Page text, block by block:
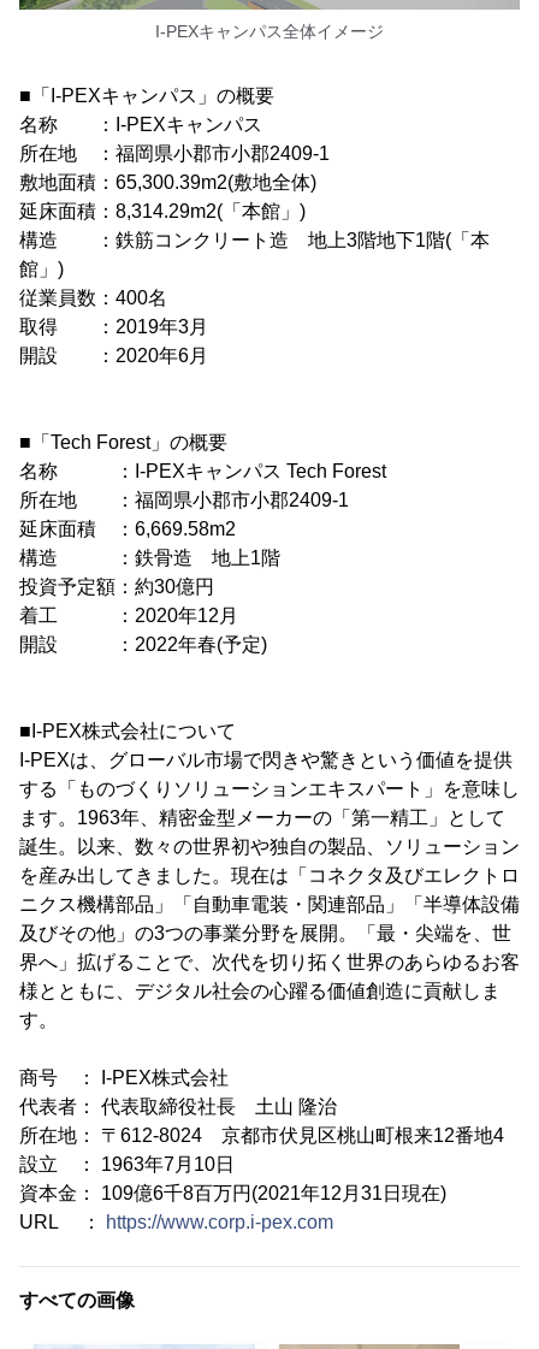
I-PEXキャンパス全体イメージ
■「I-PEXキャンパス」の概要
名称 ：I-PEXキャンパス
所在地 ：福岡県小郡市小郡2409-1
敷地面積：65,300.39m2(敷地全体)
延床面積：8,314.29m2(「本館」)
構造 ：鉄筋コンクリート造 地上3階地下1階(「本
館」)
従業員数：400名
取得 ：2019年3月
開設 ：2020年6月
■「Tech Forest」の概要
名称 ：I-PEXキャンパス Tech Forest
所在地 ：福岡県小郡市小郡2409-1
延床面積 ：6,669.58m2
構造 ：鉄骨造 地上1階
投資予定額：約30億円
着工 ：2020年12月
開設 ：2022年春(予定)
■I-PEX株式会社について
I-PEXは、グローバル市場で閃きや驚きという価値を提供
する「ものづくりソリューションエキスパート」を意味し
ます。1963年、精密金型メーカーの「第一精工」として
誕生。以来、数々の世界初や独自の製品、ソリューション
を産み出してきました。現在は「コネクタ及びエレクトロ
ニクス機構部品」「自動車電装・関連部品」「半導体設備
及びその他」の3つの事業分野を展開。「最・尖端を、世
界へ」拡げることで、次代を切り拓く世界のあらゆるお客
様とともに、デジタル社会の心躍る価値創造に貢献しま
す。
商号 ： I-PEX株式会社
代表者： 代表取締役社長 土山 隆治
所在地： 〒612-8024 京都市伏見区桃山町根来12番地4
設立 ： 1963年7月10日
資本金： 109億6千8百万円(2021年12月31日現在)
URL ：
https://www.corp.i-pex.com
すべての画像